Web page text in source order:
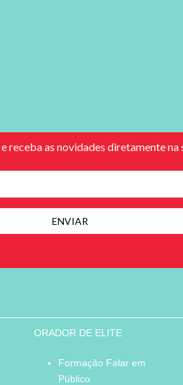
ORADOR DE ELITE
Formação Falar em
Público